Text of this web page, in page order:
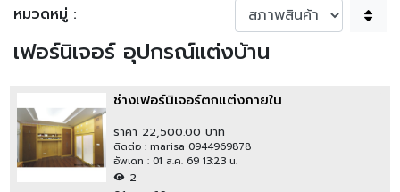
หมวดหมู่ :
เฟอร์นิเจอร์ อุปกรณ์แต่งบ้าน
ช่างเฟอร์นิเจอร์ตกแต่งภายใน
ราคา 22,500.00 บาท
ติดต่อ : marisa 0944969878
อัพเดท : 01 ส.ค. 69 13:23 น.
2